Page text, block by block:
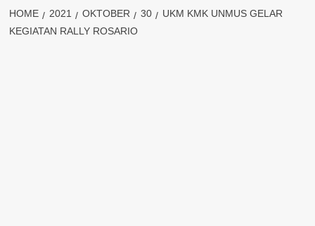
HOME 2021 OKTOBER 30
UKM KMK UNMUS GELAR
KEGIATAN RALLY ROSARIO